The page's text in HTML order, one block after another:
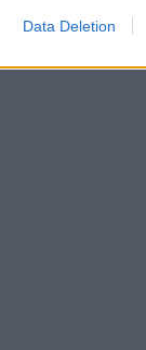
Data Deletion